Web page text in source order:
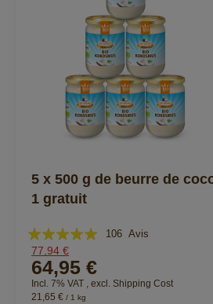
5 x 500 g de beurre de
1 gratuit
Évaluation:
100%
106 Avis
77,94 €
64,95 €
Incl. 7% VAT , excl. Shipping Cost
21,65 € / 1 kg